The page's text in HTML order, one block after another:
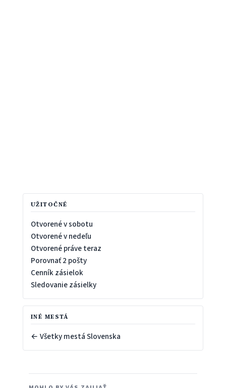
UŽITOČNÉ
Otvorené v sobotu
Otvorené v nedeľu
Otvorené práve teraz
Porovnať 2 pošty
Cenník zásielok
Sledovanie zásielky
INÉ MESTÁ
← Všetky mestá Slovenska